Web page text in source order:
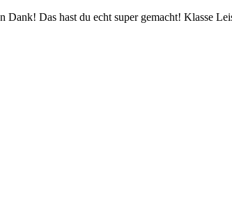
Das hast du echt super gemacht! Klasse